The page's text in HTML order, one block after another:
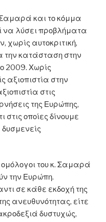
και το κόμμα
να λύσει προβλήματα
αυτοκριτική,
την κατάσταση στην
2009. Χωρίς
αξιοπιστία στην
στις
της Ευρώπης,
οποίες δίνουμε
ομόλογοι του κ. Σαμαρά
την Ευρώπη.
σε κάθε εκδοχή της
ανευθυνότητας, είτε
δυστυχώς,